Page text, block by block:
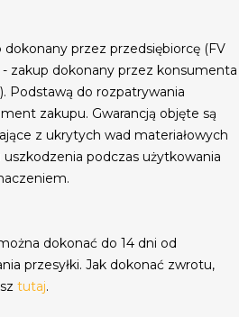
dokonany przez przedsiębiorcę (FV
zakup dokonany przez konsumenta
Podstawą do rozpatrywania
zakupu. Gwarancją objęte są
z ukrytych wad materiałowych
uszkodzenia podczas użytkowania
dokonać do 14 dni od
przesyłki. Jak dokonać zwrotu,
tutaj.